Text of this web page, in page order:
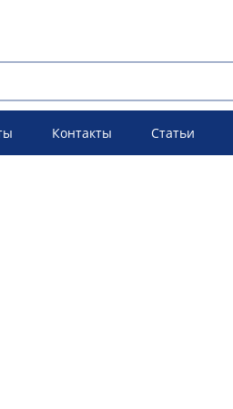
Контакты Статьи